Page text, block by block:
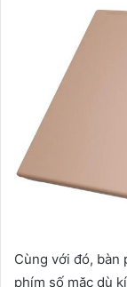
Cùng với đó, bàn
phím số mặc dù